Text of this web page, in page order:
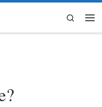
Search